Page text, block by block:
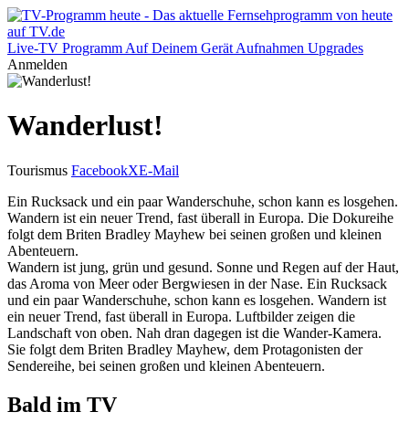
Live-TV Programm Auf Deinem Gerät Aufnahmen Upgrades
Anmelden
Wanderlust!
Tourismus FacebookXE-Mail
Ein Rucksack und ein paar Wanderschuhe, schon kann es losgehen.
Wandern ist ein neuer Trend, fast überall in Europa. Die Dokureihe
folgt dem Briten Bradley Mayhew bei seinen großen und kleinen
Abenteuern.
Wandern ist jung, grün und gesund. Sonne und Regen auf der Haut,
das Aroma von Meer oder Bergwiesen in der Nase. Ein Rucksack
und ein paar Wanderschuhe, schon kann es losgehen. Wandern ist
ein neuer Trend, fast überall in Europa. Luftbilder zeigen die
Landschaft von oben. Nah dran dagegen ist die Wander-Kamera.
Sie folgt dem Briten Bradley Mayhew, dem Protagonisten der
Sendereihe, bei seinen großen und kleinen Abenteuern.
Bald im TV